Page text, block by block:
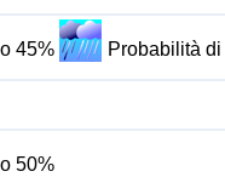
45% Probabilità
50%